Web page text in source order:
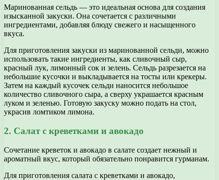
Маринованная сельдь — это идеальная основа для создания
изысканной закуски. Она сочетается с различными
ингредиентами, добавляя блюду свежего и насыщенного
вкуса.
Для приготовления закуски из маринованной сельди, можно
использовать такие ингредиенты, как сливочный сыр,
красный лук, лимонный сок и зелень. Сельдь разрезается на
небольшие кусочки и выкладывается на тосты или крекеры.
Затем на каждый кусочек сельди наносится небольшое
количество сливочного сыра, а сверху украшается красным
луком и зеленью. Готовую закуску можно подать на стол,
украсив ломтиком лимона.
2. Салат с креветками и авокадо
Сочетание креветок и авокадо в салате создает нежный и
ароматный вкус, который обязательно понравится гурманам.
Для приготовления салата с креветками и авокадо,